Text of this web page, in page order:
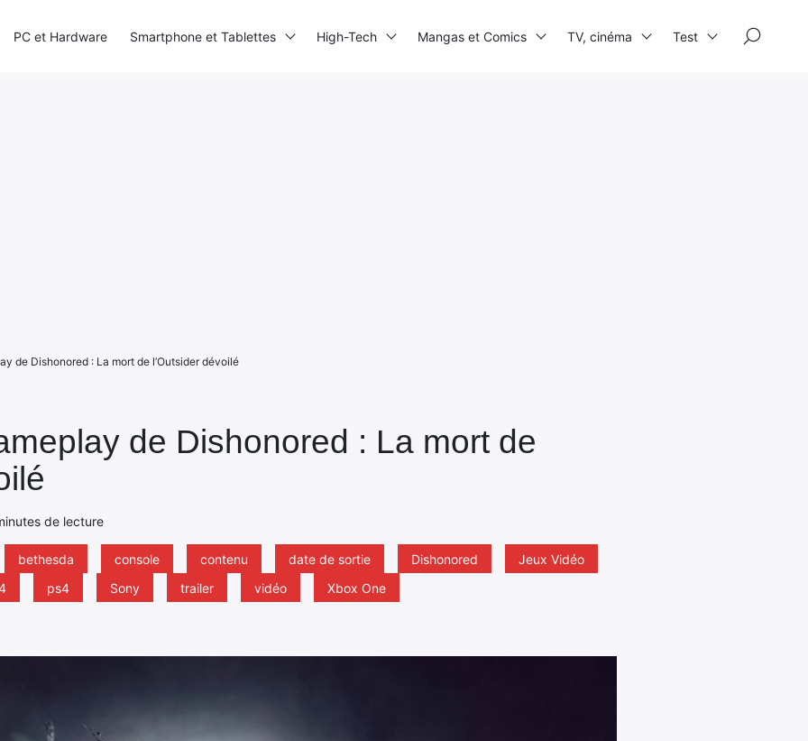
de Dishonored : La mort de
de lecture
bethesda console contenu date de sortie Dishonored
Jeux Vidéo
ps4 Sony trailer vidéo Xbox One
de Dishonored : La mort de l’Outsider dévoilé
PC et Hardware Smartphone et Tablettes High-Tech Mangas et Comics TV, cinéma Test